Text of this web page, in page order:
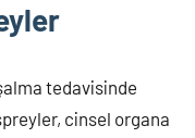
tedavisinde
cinsel organa